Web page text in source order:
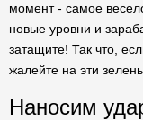
момент - самое
новые уровни и
затащите! Так что,
жалейте на эти
Наносим